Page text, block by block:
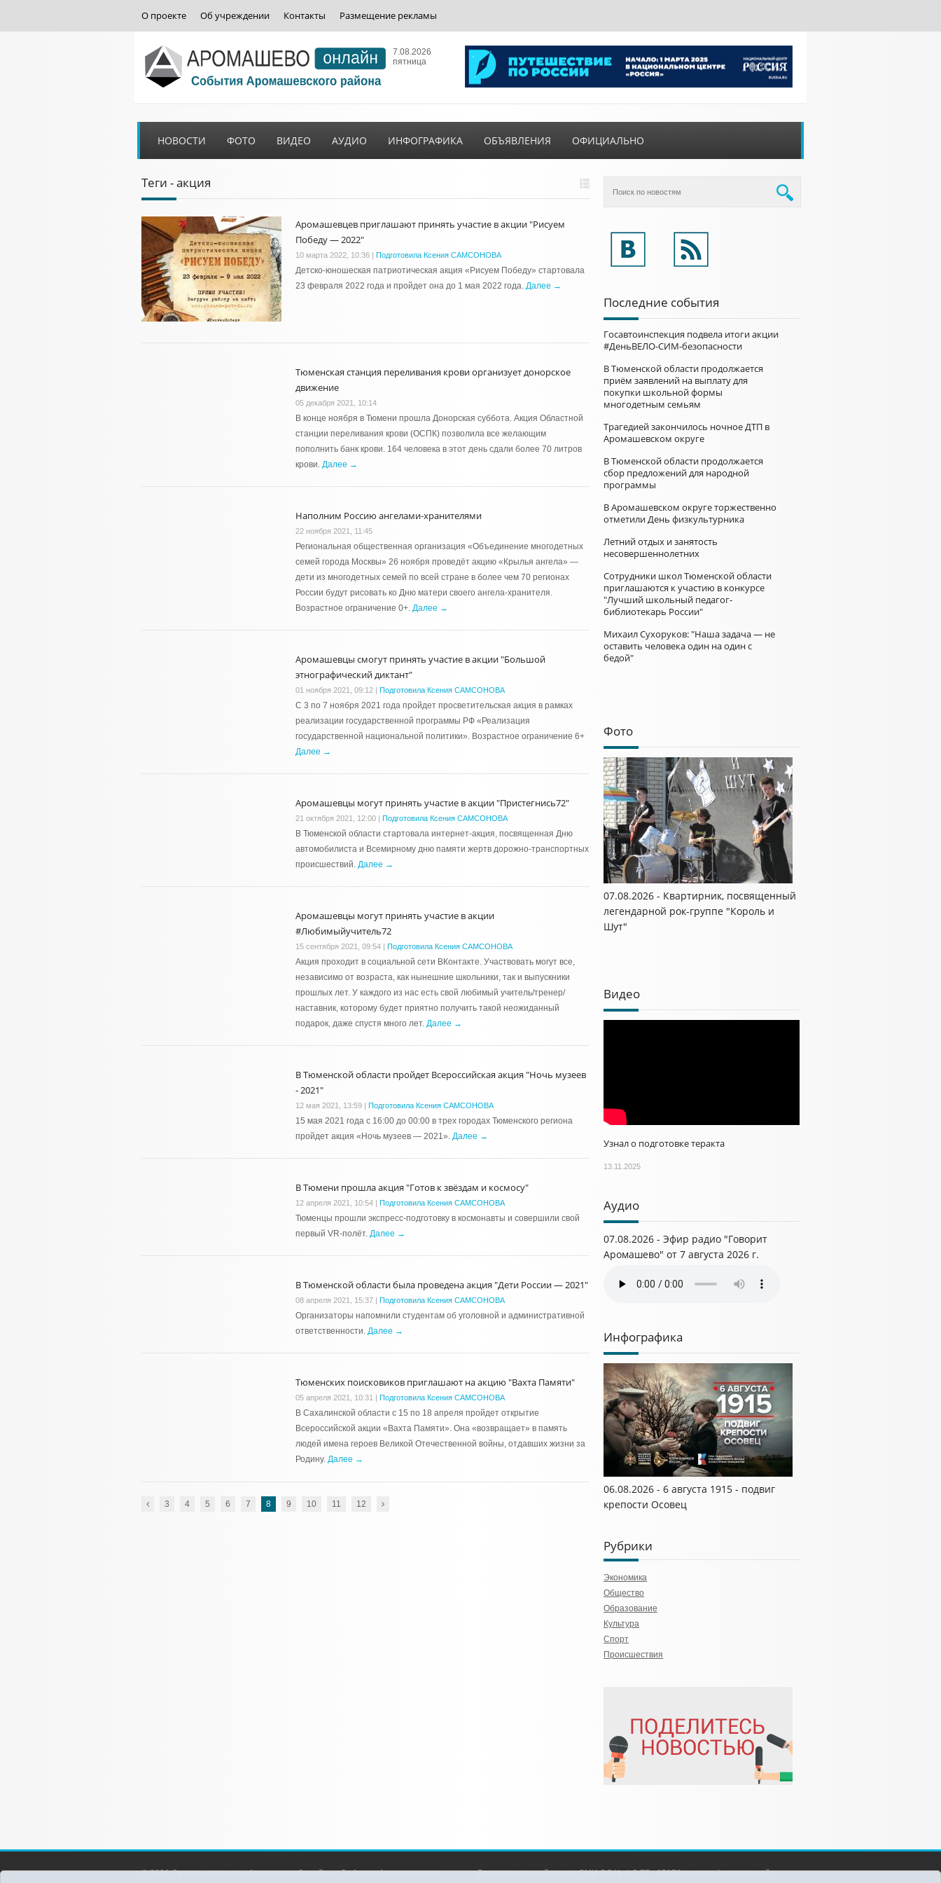
О проекте Об учреждении Контакты Размещение рекламы
7.08.2026
пятница
НОВОСТИ ФОТО ВИДЕО АУДИО ИНФОГРАФИКА ОБЪЯВЛЕНИЯ ОФИЦИАЛЬНО
Теги - акция
Аромашевцев приглашают принять участие в акции "Рисуем
Победу — 2022"
10 марта 2022, 10:36 | Подготовила Ксения САМСОНОВА
Детско-юношеская патриотическая акция «Рисуем Победу» стартовала
23 февраля 2022 года и пройдет она до 1 мая 2022 года. Далее →
Тюменская станция переливания крови организует донорское
движение
05 декабря 2021, 10:14
В конце ноября в Тюмени прошла Донорская суббота. Акция Областной
станции переливания крови (ОСПК) позволила все желающим
пополнить банк крови. 164 человека в этот день сдали более 70 литров
крови. Далее →
Наполним Россию ангелами-хранителями
22 ноября 2021, 11:45
Региональная общественная организация «Объединение многодетных
семей города Москвы» 26 ноября проведёт акцию «Крылья ангела» —
дети из многодетных семей по всей стране в более чем 70 регионах
России будут рисовать ко Дню матери своего ангела-хранителя.
Возрастное ограничение 0+. Далее →
Аромашевцы смогут принять участие в акции "Большой
этнографический диктант"
01 ноября 2021, 09:12 | Подготовила Ксения САМСОНОВА
С 3 по 7 ноября 2021 года пройдет просветительская акция в рамках
реализации государственной программы РФ «Реализация
государственной национальной политики». Возрастное ограничение 6+
Далее →
Аромашевцы могут принять участие в акции "Пристегнись72"
21 октября 2021, 12:00 | Подготовила Ксения САМСОНОВА
В Тюменской области стартовала интернет-акция, посвященная Дню
автомобилиста и Всемирному дню памяти жертв дорожно-транспортных
происшествий. Далее →
Аромашевцы могут принять участие в акции
#Любимыйучитель72
15 сентября 2021, 09:54 | Подготовила Ксения САМСОНОВА
Акция проходит в социальной сети ВКонтакте. Участвовать могут все,
независимо от возраста, как нынешние школьники, так и выпускники
прошлых лет. У каждого из нас есть свой любимый учитель/тренер/
наставник, которому будет приятно получить такой неожиданный
подарок, даже спустя много лет. Далее →
В Тюменской области пройдет Всероссийская акция "Ночь музеев
- 2021"
12 мая 2021, 13:59 | Подготовила Ксения САМСОНОВА
15 мая 2021 года с 16:00 до 00:00 в трех городах Тюменского региона
пройдет акция «Ночь музеев — 2021». Далее →
В Тюмени прошла акция "Готов к звёздам и космосу"
12 апреля 2021, 10:54 | Подготовила Ксения САМСОНОВА
Тюменцы прошли экспресс-подготовку в космонавты и совершили свой
первый VR-полёт. Далее →
В Тюменской области была проведена акция "Дети России — 2021"
08 апреля 2021, 15:37 | Подготовила Ксения САМСОНОВА
Организаторы напомнили студентам об уголовной и административной
ответственности. Далее →
Тюменских поисковиков приглашают на акцию "Вахта Памяти"
05 апреля 2021, 10:31 | Подготовила Ксения САМСОНОВА
В Сахалинской области с 15 по 18 апреля пройдет открытие
Всероссийской акции «Вахта Памяти». Она «возвращает» в память
людей имена героев Великой Отечественной войны, отдавших жизни за
Родину. Далее →
3 4 5 6 7 8 9 10 11 12
Последние события
Госавтоинспекция подвела итоги акции
#ДеньВЕЛО-СИМ-безопасности
В Тюменской области продолжается
приём заявлений на выплату для
покупки школьной формы
многодетным семьям
Трагедией закончилось ночное ДТП в
Аромашевском округе
В Тюменской области продолжается
сбор предложений для народной
программы
В Аромашевском округе торжественно
отметили День физкультурника
Летний отдых и занятость
несовершеннолетних
Сотрудники школ Тюменской области
приглашаются к участию в конкурсе
"Лучший школьный педагог-
библиотекарь России"
Михаил Сухоруков: "Наша задача — не
оставить человека один на один с
бедой"
Фото
07.08.2026 - Квартирник, посвященный
легендарной рок-группе "Король и
Шут"
Видео
Узнал о подготовке теракта
13.11.2025
Аудио
07.08.2026 - Эфир радио "Говорит
Аромашево" от 7 августа 2026 г.
Инфографика
06.08.2026 - 6 августа 1915 - подвиг
крепости Осовец
Рубрики
Экономика
Общество
Образование
Культура
Спорт
Происшествия
© 2026 Сетевое издание «Аромашево Онлайн» - События Аромашевского Регистрационный номер СМИ ЭЛ № ФС 77 - 65176 выдано Федеральной